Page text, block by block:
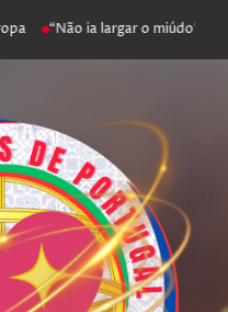
“Não ia largar o miúdo”.